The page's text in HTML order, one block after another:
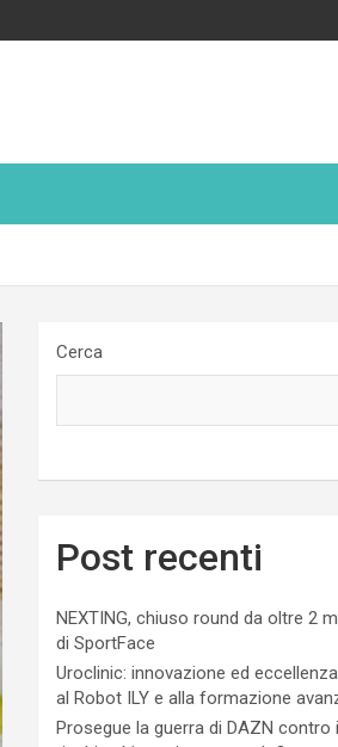
Cerca
Post recenti
NEXTING, chiuso round da oltre 2
di SportFace
Uroclinic: innovazione ed
al Robot ILY e alla formazione
Prosegue la guerra di DAZN contro